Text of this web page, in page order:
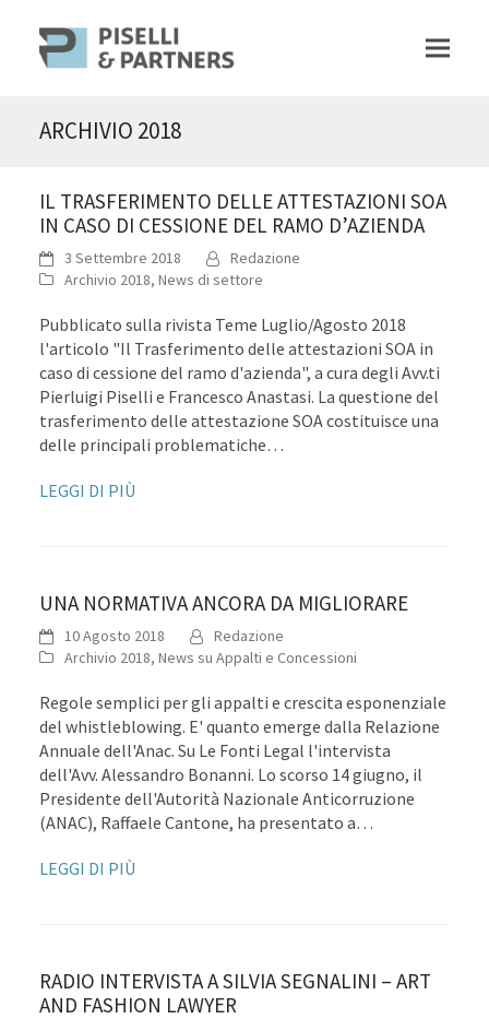
ARCHIVIO 2018
IL TRASFERIMENTO DELLE ATTESTAZIONI SOA
IN CASO DI CESSIONE DEL RAMO D’AZIENDA
3 Settembre 2018
Redazione
Archivio 2018, News di settore
Pubblicato sulla rivista Teme Luglio/Agosto 2018
l'articolo "Il Trasferimento delle attestazioni SOA in
caso di cessione del ramo d'azienda", a cura degli Avv.ti
Pierluigi Piselli e Francesco Anastasi. La questione del
trasferimento delle attestazione SOA costituisce una
delle principali problematiche…
LEGGI DI PIÙ
UNA NORMATIVA ANCORA DA MIGLIORARE
10 Agosto 2018
Redazione
Archivio 2018, News su Appalti e Concessioni
Regole semplici per gli appalti e crescita esponenziale
del whistleblowing. E' quanto emerge dalla Relazione
Annuale dell'Anac. Su Le Fonti Legal l'intervista
dell'Avv. Alessandro Bonanni. Lo scorso 14 giugno, il
Presidente dell'Autorità Nazionale Anticorruzione
(ANAC), Raffaele Cantone, ha presentato a…
LEGGI DI PIÙ
RADIO INTERVISTA A SILVIA SEGNALINI – ART
AND FASHION LAWYER